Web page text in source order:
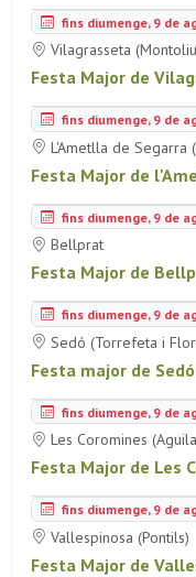
fins diumenge, 9 de
Vilagrasseta
Festa Major de
fins diumenge, 9 de
L'Ametlla de Segarra
Festa Major de
fins diumenge, 9 de
Bellprat
Festa Major de
fins diumenge, 9 de
Sedó (Torrefeta i
Festa major de
fins diumenge, 9 de
Les Coromines
Festa Major de Les
fins diumenge, 9 de
Vallespinosa (Pontils)
Festa Major de